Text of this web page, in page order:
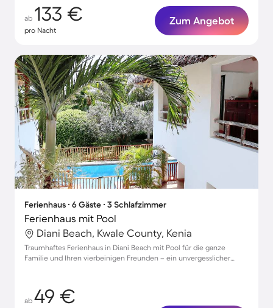
ab 133 €
pro Nacht
Zum Angebot
Ferienhaus ∙ 6 Gäste ∙ 3 Schlafzimmer
Ferienhaus mit Pool
Diani Beach, Kwale County, Kenia
Traumhaftes Ferienhaus in Diani Beach mit Pool für die ganze
Familie und Ihren vierbeinigen Freunden – ein unvergesslicher
ab 49 €